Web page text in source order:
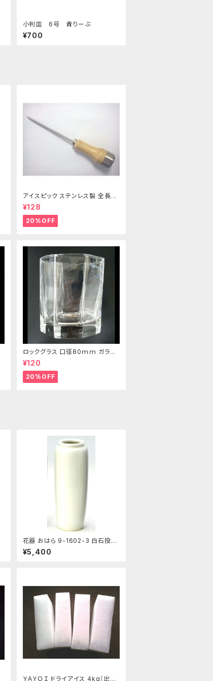
小判皿 6号 青りーぶ
¥700
アイスピック ステンレス製 全長21
5ｍｍ
¥128
20%OFF
ロックグラス 口径80ｍｍ ガラス
製 220cc
¥120
20%OFF
花器 おはら 9-1602-3 白石投入
白 花瓶 フラワーベース
¥5,400
ＹＡＹＯＩ ドライアイス 4kg（出荷